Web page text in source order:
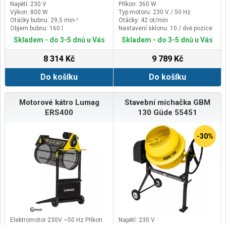
Napětí: 230 V
Výkon: 800 W
Otáčky bubnu: 29,5 min-¹
Objem bubnu: 160 l
Skladem - do 3-5 dnů u Vás
8 314 Kč
Do košíku
Příkon: 360 W
Typ motoru: 230 V / 50 Hz
Otáčky: 42 ot/min
Nastavení sklonu: 10 / dvě pozice
Skladem - do 3-5 dnů u Vás
9 789 Kč
Do košíku
Motorové kátro Lumag
ERS400
Elektromotor 230V ~50 Hz Příkon
Stavební míchačka GBM
130 Güde 55451
-30%
Napětí: 230 V